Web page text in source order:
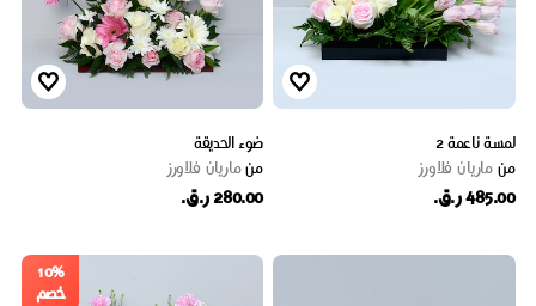
لمسة ناعمة 2
من ماریان فلاورز
485.00 ر.ق.
ضوء الحديقة
منماریان فلاورز
280.00 ر.ق.
10%
خصم